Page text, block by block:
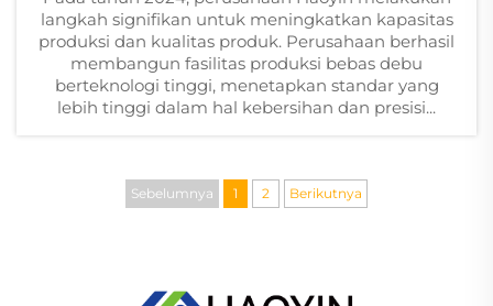
langkah signifikan untuk meningkatkan kapasitas
produksi dan kualitas produk. Perusahaan berhasil
membangun fasilitas produksi bebas debu
berteknologi tinggi, menetapkan standar yang
lebih tinggi dalam hal kebersihan dan presisi...
Sebelumnya 1 2 Berikutnya